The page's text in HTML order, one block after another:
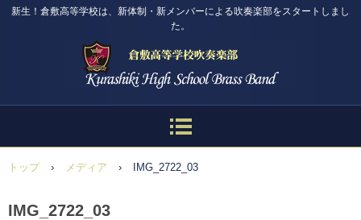
新生！倉敷高等学校は、新体制・新メンバーによる吹奏楽部をスタートしまし
た。
トップ › メディア › IMG_2722_03
IMG_2722_03